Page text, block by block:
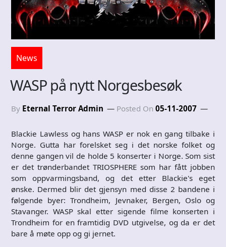
News
WASP på nytt Norgesbesøk
By Eternal Terror Admin Posted On 05-11-2007
Blackie Lawless og hans WASP er nok en gang tilbake i
Norge. Gutta har forelsket seg i det norske folket og
denne gangen vil de holde 5 konserter i Norge. Som sist
er det trønderbandet TRIOSPHERE som har fått jobben
som oppvarmingsband, og det etter Blackie's eget
ønske. Dermed blir det gjensyn med disse 2 bandene i
følgende byer: Trondheim, Jevnaker, Bergen, Oslo og
Stavanger. WASP skal etter sigende filme konserten i
Trondheim for en framtidig DVD utgivelse, og da er det
bare å møte opp og gi jernet.